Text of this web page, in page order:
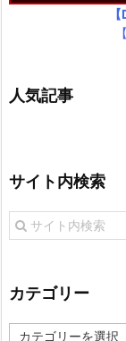
人気記事
サイト内検索
カテゴリー
カ